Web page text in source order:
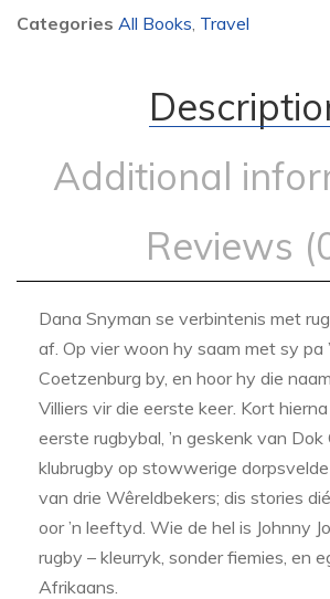
Categories All Books Travel
Additional
Reviews
Dana Snyman se verbintenis met
af. Op vier woon hy saam met sy pa
Coetzenburg by, en hoor hy die
Villiers vir die eerste keer. Kort
eerste rugbybal, ’n geskenk van Dok
klubrugby op stowwerige
van drie Wêreldbekers; dis stories
oor ’n leeftyd. Wie de hel is Johnny
rugby – kleurryk, sonder fiemies, en
Afrikaans.